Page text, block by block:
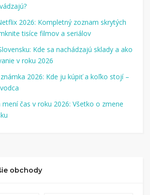
2026: Kompletný zoznam skrytých
tisíce filmov a seriálov
Kde sa nachádzajú sklady a ako
v roku 2026
2026: Kde ju kúpiť a koľko stojí –
mení čas v roku 2026: Všetko o zmene
obchody